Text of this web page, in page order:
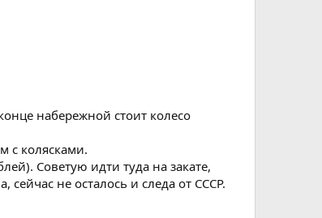
набережной стоит колесо
с колясками.
Советую идти туда на закате,
не осталось и следа от СССР.